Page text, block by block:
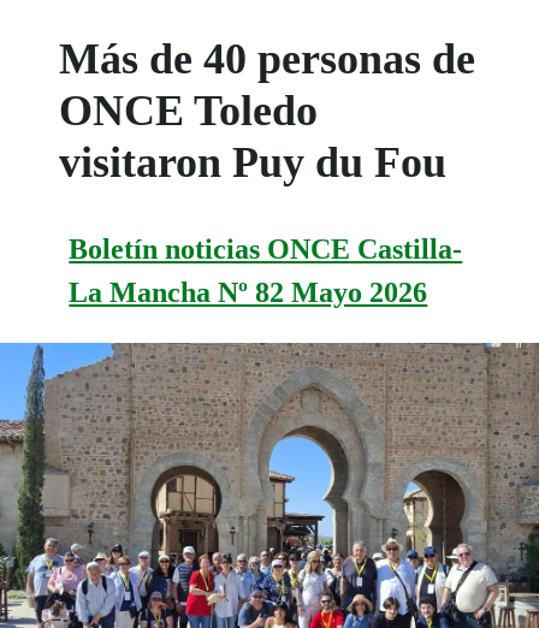
Más de 40 personas de
ONCE Toledo
visitaron Puy du Fou
Boletín noticias ONCE Castilla-
La Mancha Nº 82 Mayo 2026